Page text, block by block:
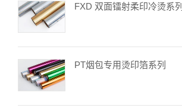
FXD 双面镭射柔印冷烫系列
PT烟包专用烫印箔系列